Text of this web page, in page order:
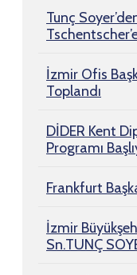
Tunç
İzmir Ofis
Toplandı
DİDER Kent
Programı
Frankfurt
İzmir
Sn.TUNÇ